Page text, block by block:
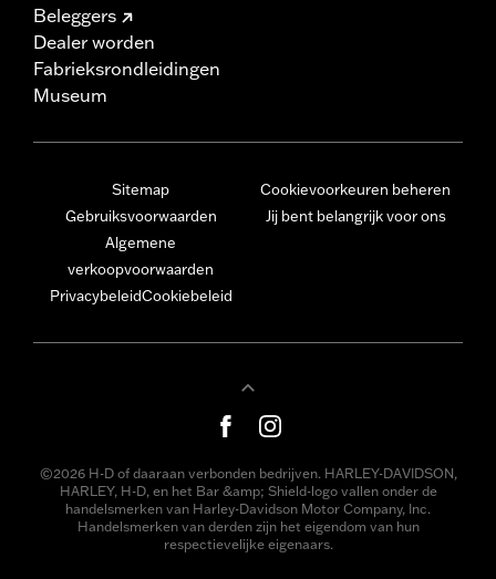
Beleggers
Dealer worden
Fabrieksrondleidingen
Museum
Sitemap
Gebruiksvoorwaarden
Algemene
verkoopvoorwaarden
PrivacybeleidCookiebeleid
Cookievoorkeuren beheren
Jij bent belangrijk voor ons
©2026 H-D of daaraan verbonden bedrijven. HARLEY-DAVIDSON,
HARLEY, H-D, en het Bar &amp; Shield-logo vallen onder de
handelsmerken van Harley-Davidson Motor Company, Inc.
Handelsmerken van derden zijn het eigendom van hun
respectievelijke eigenaars.